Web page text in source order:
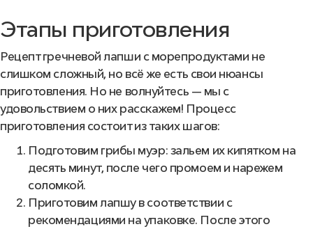
Этапы приготовления
Рецепт гречневой лапши с морепродуктами не
слишком сложный, но всё же есть свои нюансы
приготовления. Но не волнуйтесь — мы с
удовольствием о них расскажем! Процесс
приготовления состоит из таких шагов:
Подготовим грибы муэр: зальем их кипятком на
десять минут, после чего промоем и нарежем
соломкой.
Приготовим лапшу в соответствии с
рекомендациями на упаковке. После этого